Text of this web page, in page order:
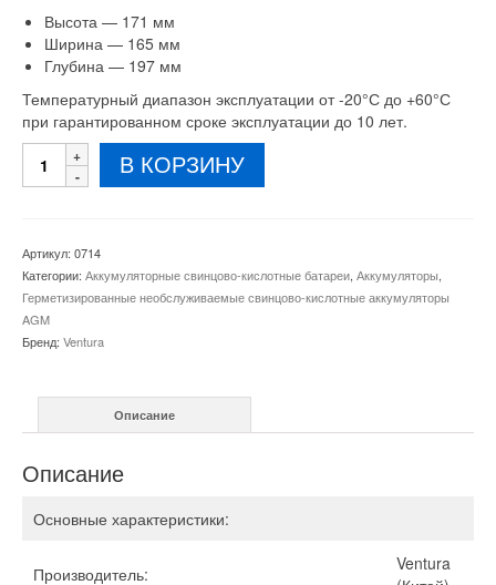
Высота — 171 мм
Ширина — 165 мм
Глубина — 197 мм
Температурный диапазон эксплуатации от -20°С до +60°С
при гарантированном сроке эксплуатации до 10 лет.
Количество
товара
12-
45
В КОРЗИНУ
Артикул: 0714
Категории: Аккумуляторные свинцово-кислотные батареи, Аккумуляторы,
Герметизированные необслуживаемые свинцово-кислотные аккумуляторы
AGM
Бренд: Ventura
Описание
Описание
Основные характеристики:
Производитель:
Ventura